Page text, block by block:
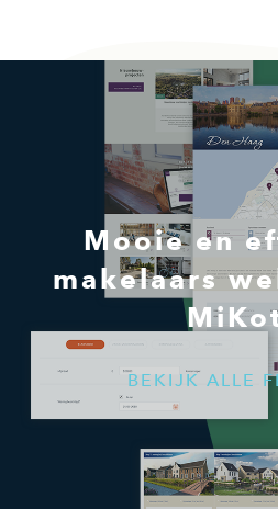
Mooie en
makelaars
BEKIJK ALLE